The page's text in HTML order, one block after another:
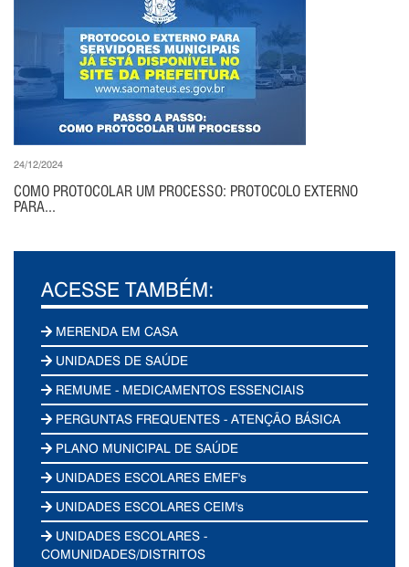
24/12/2024
COMO PROTOCOLAR UM PROCESSO: PROTOCOLO EXTERNO
PARA...
ACESSE TAMBÉM:
MERENDA EM CASA
UNIDADES DE SAÚDE
REMUME - MEDICAMENTOS ESSENCIAIS
PERGUNTAS FREQUENTES - ATENÇÃO BÁSICA
PLANO MUNICIPAL DE SAÚDE
UNIDADES ESCOLARES EMEF's
UNIDADES ESCOLARES CEIM's
UNIDADES ESCOLARES -
COMUNIDADES/DISTRITOS